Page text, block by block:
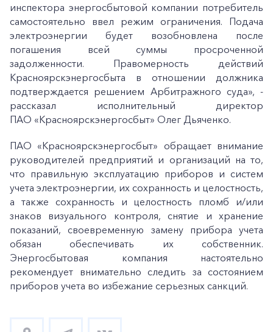
инспектора энергосбытовой компании потребитель
самостоятельно ввел режим ограничения. Подача
электроэнергии будет возобновлена после
погашения всей суммы просроченной
задолженности. Правомерность действий
Красноярскэнергосбыта в отношении должника
подтверждается решением Арбитражного суда», -
рассказал исполнительный директор
ПАО «Красноярскэнергосбыт» Олег Дьяченко.
ПАО «Красноярскэнергосбыт» обращает внимание
руководителей предприятий и организаций на то,
что правильную эксплуатацию приборов и систем
учета электроэнергии, их сохранность и целостность,
а также сохранность и целостность пломб и/или
знаков визуального контроля, снятие и хранение
показаний, своевременную замену прибора учета
обязан обеспечивать их собственник.
Энергосбытовая компания настоятельно
рекомендует внимательно следить за состоянием
приборов учета во избежание серьезных санкций.